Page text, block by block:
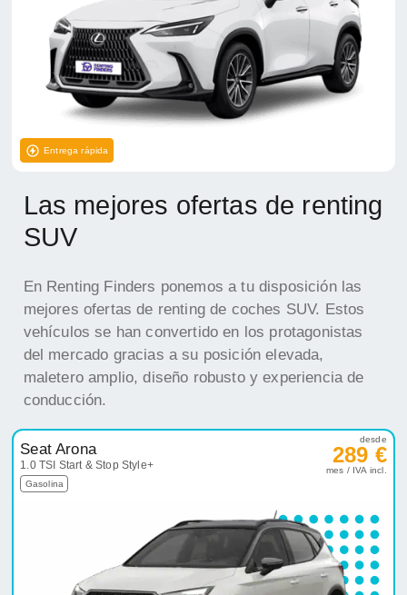
Entrega rápida
Las mejores ofertas de renting
SUV
En Renting Finders ponemos a tu disposición las
mejores ofertas de renting de coches SUV. Estos
vehículos se han convertido en los protagonistas
del mercado gracias a su posición elevada,
maletero amplio, diseño robusto y experiencia de
conducción.
Seat Arona
1.0 TSI Start & Stop Style+
Gasolina
desde
289 €
mes / IVA incl.